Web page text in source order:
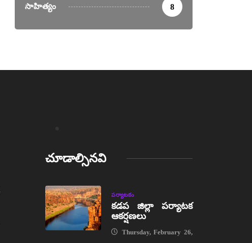
సాహిత్యం 8
చూడాల్సినవి
పర్యాటకం
కడప జిల్లా పర్యాటక
ఆకర్షణలు
Thursday, February 26,